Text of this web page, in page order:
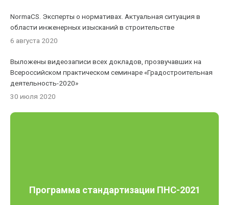
NormaCS. Эксперты о нормативах. Актуальная ситуация в
области инженерных изысканий в строительстве
6 августа 2020
Выложены видеозаписи всех докладов, прозвучавших на
Всероссийском практическом семинаре «Градостроительная
деятельность-2020»
30 июля 2020
Программа стандартизации ПНС-2021